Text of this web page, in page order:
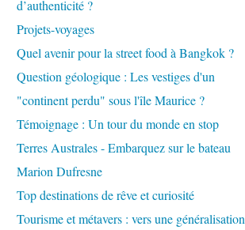
d’authenticité ?
Projets-voyages
Quel avenir pour la street food à Bangkok ?
Question géologique : Les vestiges d'un
"continent perdu" sous l'île Maurice ?
Témoignage : Un tour du monde en stop
Terres Australes - Embarquez sur le bateau
Marion Dufresne
Top destinations de rêve et curiosité
Tourisme et métavers : vers une généralisation